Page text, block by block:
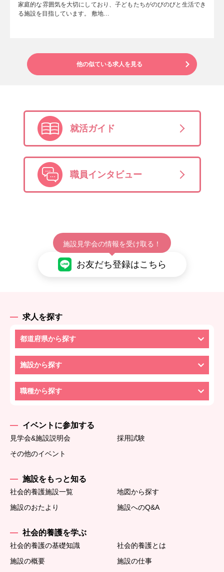
家庭的な雰囲気を大切にしており、子どもたちがのびのびと生活でき
る施設を目指しています。 敷地…
他の似ている求人を見る
就活ガイド
職員インタビュー
施設見学会の情報を受け取る！
お友だち登録はこちら
求人を探す
都道府県から探す
施設から探す
職種から探す
イベントに参加する
見学会&施設説明会
採用試験
その他のイベント
施設をもっと知る
社会的養護施設一覧
地図から探す
施設のおたより
施設へのQ&A
社会的養護を学ぶ
社会的養護の基礎知識
社会的養護とは
施設の概要
施設の仕事